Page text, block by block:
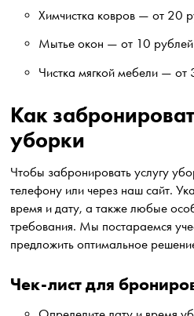
Химчистка ковров — от 20
Мытье окон — от 10 рублей
Чистка мягкой мебели — от
Как
уборки
Чтобы забронировать услугу
телефону или через наш сайт.
время и дату, а также любые
требования. Мы постараемся
предложить оптимальное
Чек-лист для